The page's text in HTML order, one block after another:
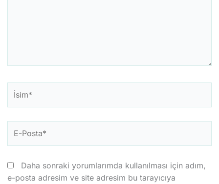
İsim*
Posta*
Daha sonraki yorumlarımda kullanılması için adım,
e-posta adresim ve site adresim bu tarayıcıya